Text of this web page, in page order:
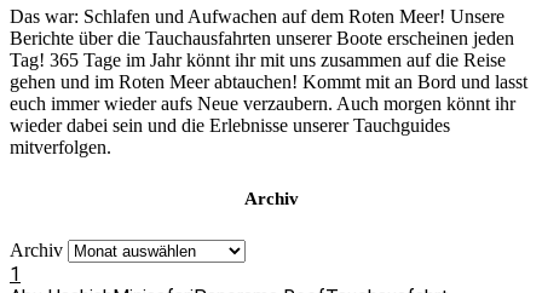
Das war: Schlafen und Aufwachen auf dem Roten Meer! Unsere
Berichte über die Tauchausfahrten unserer Boote erscheinen jeden
Tag! 365 Tage im Jahr könnt ihr mit uns zusammen auf die Reise
gehen und im Roten Meer abtauchen! Kommt mit an Bord und lasst
euch immer wieder aufs Neue verzaubern. Auch morgen könnt ihr
wieder dabei sein und die Erlebnisse unserer Tauchguides
mitverfolgen.
Archiv
Archiv
1